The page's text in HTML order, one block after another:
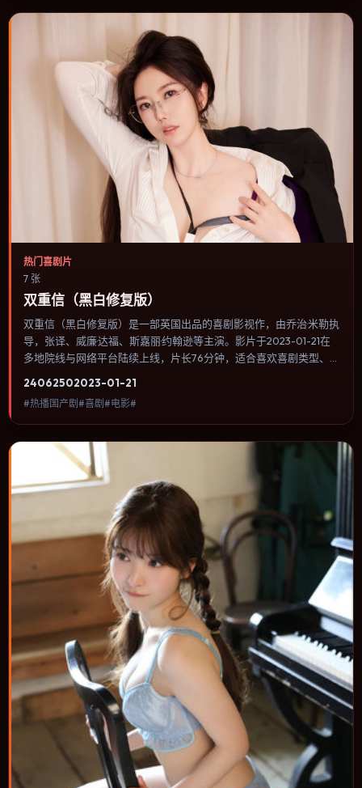
热门喜剧片
7 张
双重信（黑白修复版）
双重信（黑白修复版）是一部英国出品的喜剧影视作，由乔治·米勒执
导，张译、威廉·达福、斯嘉丽·约翰逊等主演。影片于2023-01-21在
多地院线与网络平台陆续上线，片长76分钟，适合喜欢喜剧类型、关
节奏与视听语言统一，可作为休闲观影或类型片补片的选择。
24062502023-01-21
#热播国产剧#喜剧#电影#